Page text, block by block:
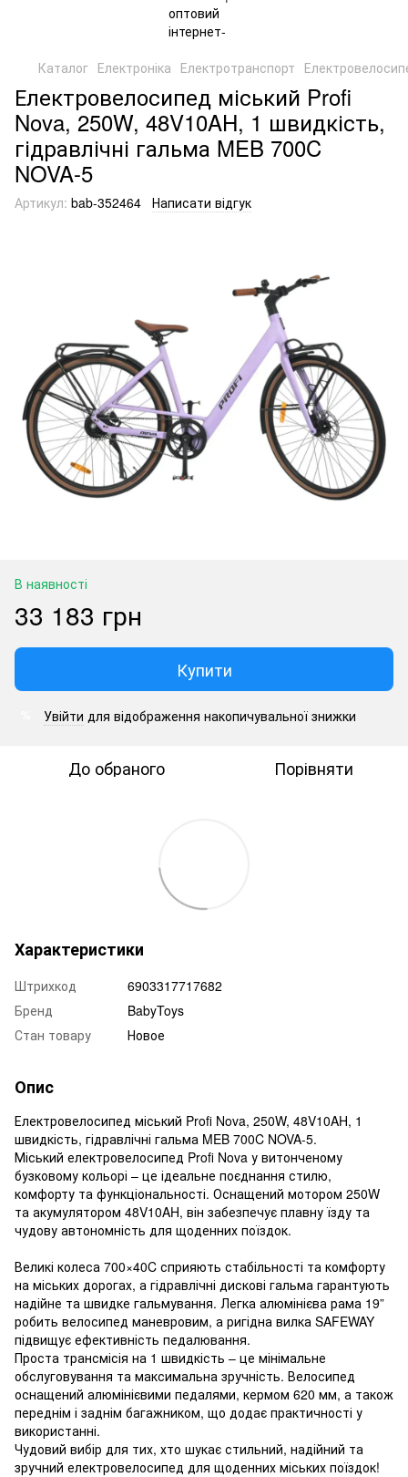
Каталог Електроніка Електротранспорт
Електровелосипед міський Profi
Nova, 250W, 48V10AH, 1 швидкість,
гідравлічні гальма MEB 700C
NOVA-5
Артикул: bab-352464 Написати відгук
В наявності
33 183 грн
Купити
Увійти для відображення накопичувальної знижки
До обраного Порівняти
Характеристики
Штрихкод
6903317717682
Бренд
BabyToys
Стан товару
Новое
Опис
Електровелосипед міський Profi Nova, 250W, 48V10AH, 1
швидкість, гідравлічні гальма MEB 700C NOVA-5.
Міський електровелосипед Profi Nova у витонченому
бузковому кольорі – це ідеальне поєднання стилю,
комфорту та функціональності. Оснащений мотором 250W
та акумулятором 48V10AH, він забезпечує плавну їзду та
чудову автономність для щоденних поїздок.
Великі колеса 700×40C сприяють стабільності та комфорту
на міських дорогах, а гідравлічні дискові гальма гарантують
надійне та швидке гальмування. Легка алюмінієва рама 19”
робить велосипед маневровим, а ригідна вилка SAFEWAY
підвищує ефективність педалювання.
Проста трансмісія на 1 швидкість – це мінімальне
обслуговування та максимальна зручність. Велосипед
оснащений алюмінієвими педалями, кермом 620 мм, а також
переднім і заднім багажником, що додає практичності у
використанні.
Чудовий вибір для тих, хто шукає стильний, надійний та
зручний електровелосипед для щоденних міських поїздок!